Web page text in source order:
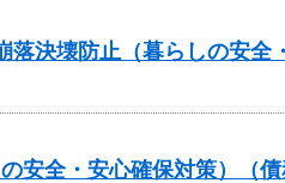
決壊防止（暮らしの安全
安全・安心確保対策）（